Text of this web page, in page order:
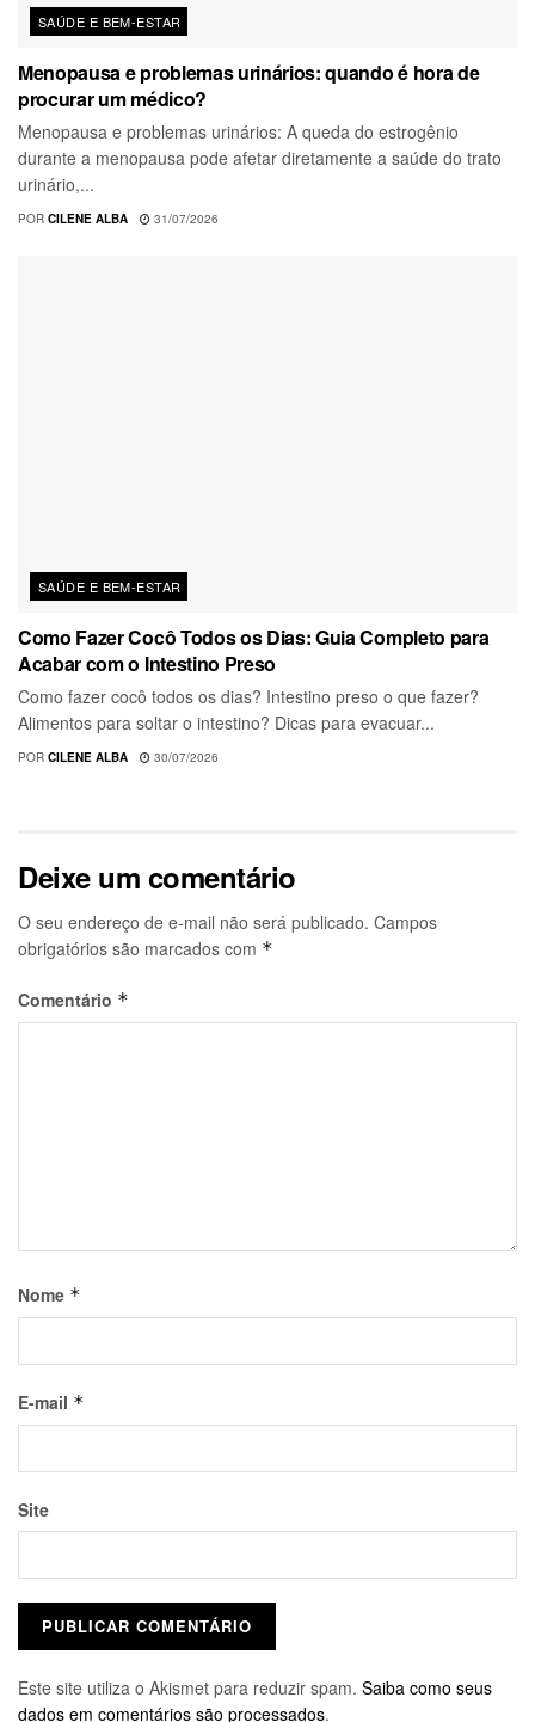
SAÚDE E BEM-ESTAR
Menopausa e problemas urinários: quando é hora de
procurar um médico?
Menopausa e problemas urinários: A queda do estrogênio
durante a menopausa pode afetar diretamente a saúde do trato
urinário,...
POR CILENE ALBA 31/07/2026
SAÚDE E BEM-ESTAR
Como Fazer Cocô Todos os Dias: Guia Completo para
Acabar com o Intestino Preso
Como fazer cocô todos os dias? Intestino preso o que fazer?
Alimentos para soltar o intestino? Dicas para evacuar...
POR CILENE ALBA 30/07/2026
Deixe um comentário
O seu endereço de e-mail não será publicado. Campos
obrigatórios são marcados com *
Comentário *
Nome *
E-mail *
Site
Este site utiliza o Akismet para reduzir spam. Saiba como seus
dados em comentários são processados.